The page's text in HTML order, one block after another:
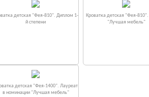
детская "Фея-810". Диплом 1-
й степени
Кроватка детская "Фея-
"Лучшая мебель"
детская "Фея-1400". Лауреат
в номинации "Лучшая мебель"